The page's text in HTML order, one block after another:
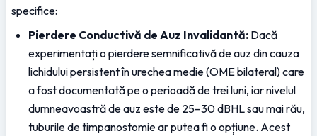
specifice:
Pierdere Conductivă de Auz Invalidantă: Dacă
experimentați o pierdere semnificativă de auz din cauza
lichidului persistent în urechea medie (OME bilateral) care
a fost documentată pe o perioadă de trei luni, iar nivelul
dumneavoastră de auz este de 25–30 dBHL sau mai rău,
tuburile de timpanostomie ar putea fi o opțiune. Acest